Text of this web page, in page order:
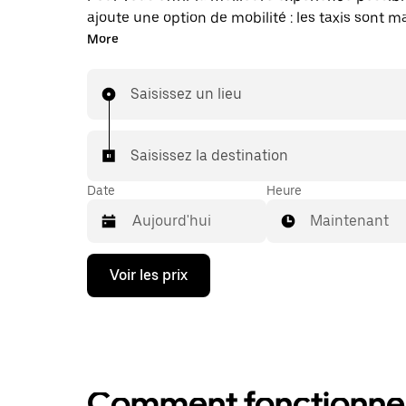
ajoute une option de mobilité : les taxis sont
disponibles dans l'application. Uber Taxi : un
More
Saisissez un lieu
Saisissez la destination
Date
Appuyez
la
ouvrir
Heure
Maintenant
Voir les prix